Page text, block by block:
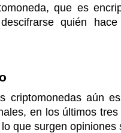
que es
quién
a
criptomonedas aún
en los últimos
que surgen opiniones